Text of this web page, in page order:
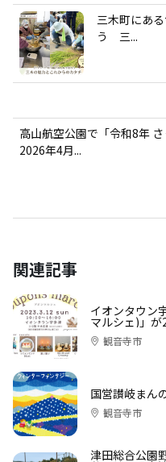
三木町にあ
う 三...
高山航空公園で「令和8年
2026年4月...
関連記事
イオンタウン
マルシェ)」
観音寺市
国営讃岐まん
観音寺市
津田総合公園